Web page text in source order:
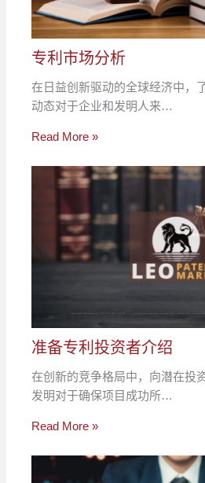
专利市场分析
在日益创新驱动的全球经济中，
动态对于企业和发明人来…
Read More »
准备专利投资者介绍
在创新的竞争格局中，向潜在投
发明对于确保项目成功所…
Read More »